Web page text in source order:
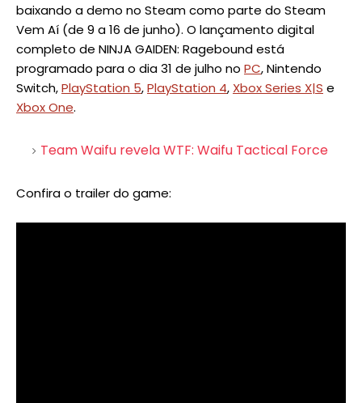
baixando a demo no Steam como parte do Steam
Vem Aí (de 9 a 16 de junho). O lançamento digital
completo de NINJA GAIDEN: Ragebound está
programado para o dia 31 de julho no PC, Nintendo
Switch,PlayStation 5,PlayStation 4, Xbox Series X|S e
Xbox One.
Team Waifu revela WTF: Waifu Tactical Force
Confira o trailer do game: